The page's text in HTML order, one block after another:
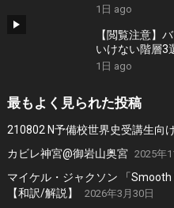
1日 ago
【閲覧注意】
いけない階層3
1日 ago
最もよく見られた投稿
210802 N予備校世界史受講生向
カビレ神宮@御岩山奥宮 2025年
マイケル・ジャクソン 「
【和訳/解説】
2026年3月30日